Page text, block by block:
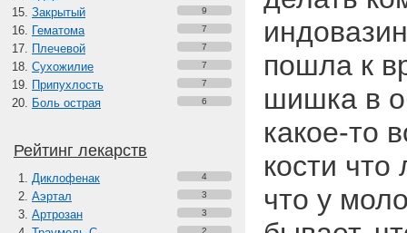
Закрытый 9
Гематома 7
Плечевой 7
Сухожилие 7
Припухлость 7
Боль острая 6
Рейтинг лекарств
Диклофенак 4
Аэртал 3
Артрозан 3
2
пошла к
шишка в
какое-то
кости
что у